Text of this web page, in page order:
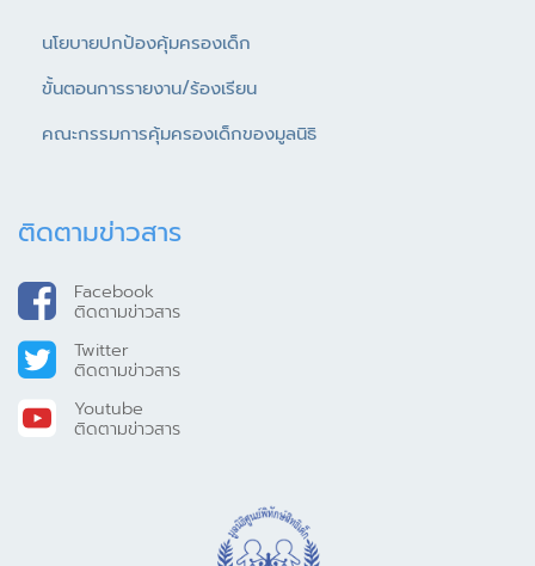
นโยบายปกป้องคุ้มครองเด็ก
ขั้นตอนการรายงาน/ร้องเรียน
คณะกรรมการคุ้มครองเด็กของมูลนิธิ
ติดตามข่าวสาร
Facebook
ติดตามข่าวสาร
Twitter
ติดตามข่าวสาร
Youtube
ติดตามข่าวสาร